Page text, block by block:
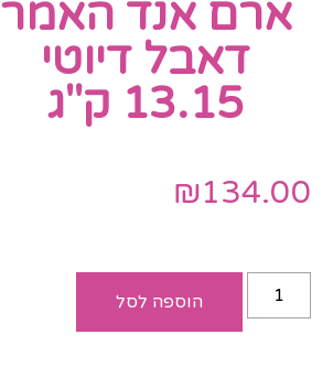
ארם אנד האמר
דאבל דיוטי
13.15 ק"ג
₪134.00
הוספה לסל